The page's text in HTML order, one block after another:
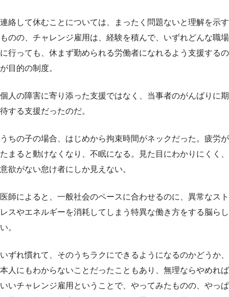
連絡して休むことについては、まったく問題ないと理解を示す
ものの、チャレンジ雇用は、経験を積んで、いずれどんな職場
に行っても、休まず勤められる労働者になれるよう支援するの
が目的の制度。
個人の障害に寄り添った支援ではなく、当事者のがんばりに期
待する支援だったのだ。
うちの子の場合、はじめから拘束時間がネックだった。疲労が
たまると動けなくなり、不眠になる。見た目にわかりにくく、
意欲がない怠け者にしか見えない。
医師によると、一般社会のペースに合わせるのに、異常なスト
レスやエネルギーを消耗してしまう特異な働き方をする脳らし
い。
いずれ慣れて、そのうちラクにできるようになるのかどうか、
本人にもわからないことだったこともあり、無理ならやめれば
いいチャレンジ雇用ということで、やってみたものの、やっぱ